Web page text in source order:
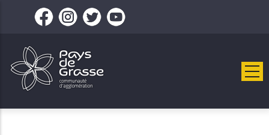
contenu
principal